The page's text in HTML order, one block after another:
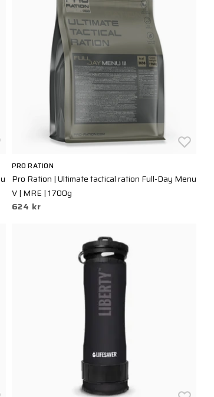
PRO RATION
Pro Ration | Ultimate tactical ration Full-Day Menu
V | MRE | 1700g
624 kr